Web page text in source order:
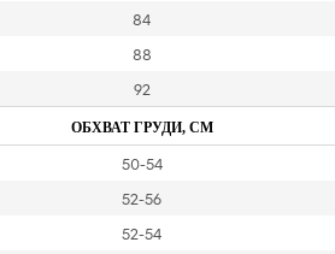
84
88
92
ОБХВАТ ГРУДИ, СМ
50-54
52-56
52-54